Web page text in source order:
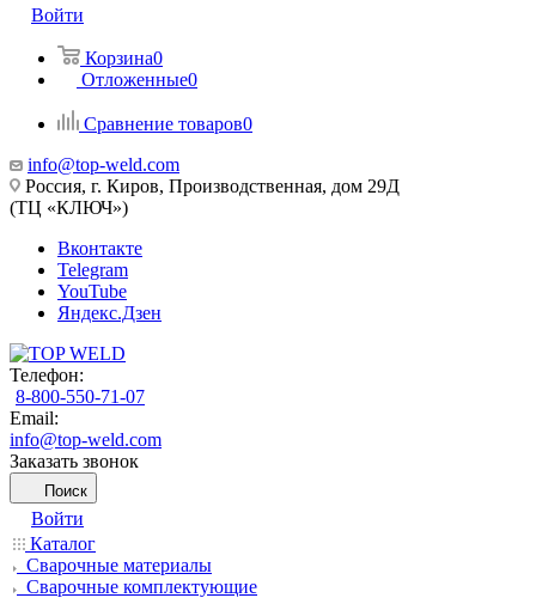
Войти
Корзина0
Отложенные0
Сравнение товаров0
info@top-weld.com
Россия, г. Киров, Производственная, дом 29Д
(ТЦ «КЛЮЧ»)
Вконтакте
Telegram
YouTube
Яндекс.Дзен
Телефон:
8-800-550-71-07
Email:
info@top-weld.com
Заказать звонок
Поиск
Войти
Каталог
Сварочные материалы
Сварочные комплектующие